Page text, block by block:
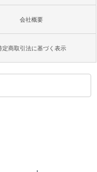
会社概要
定商取引法に基づく表示